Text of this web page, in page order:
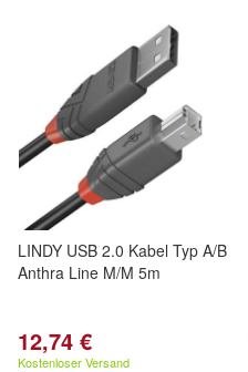
LINDY USB 2.0 Kabel Typ A/B
Anthra Line M/M 5m
12,74 €
Kostenloser Versand